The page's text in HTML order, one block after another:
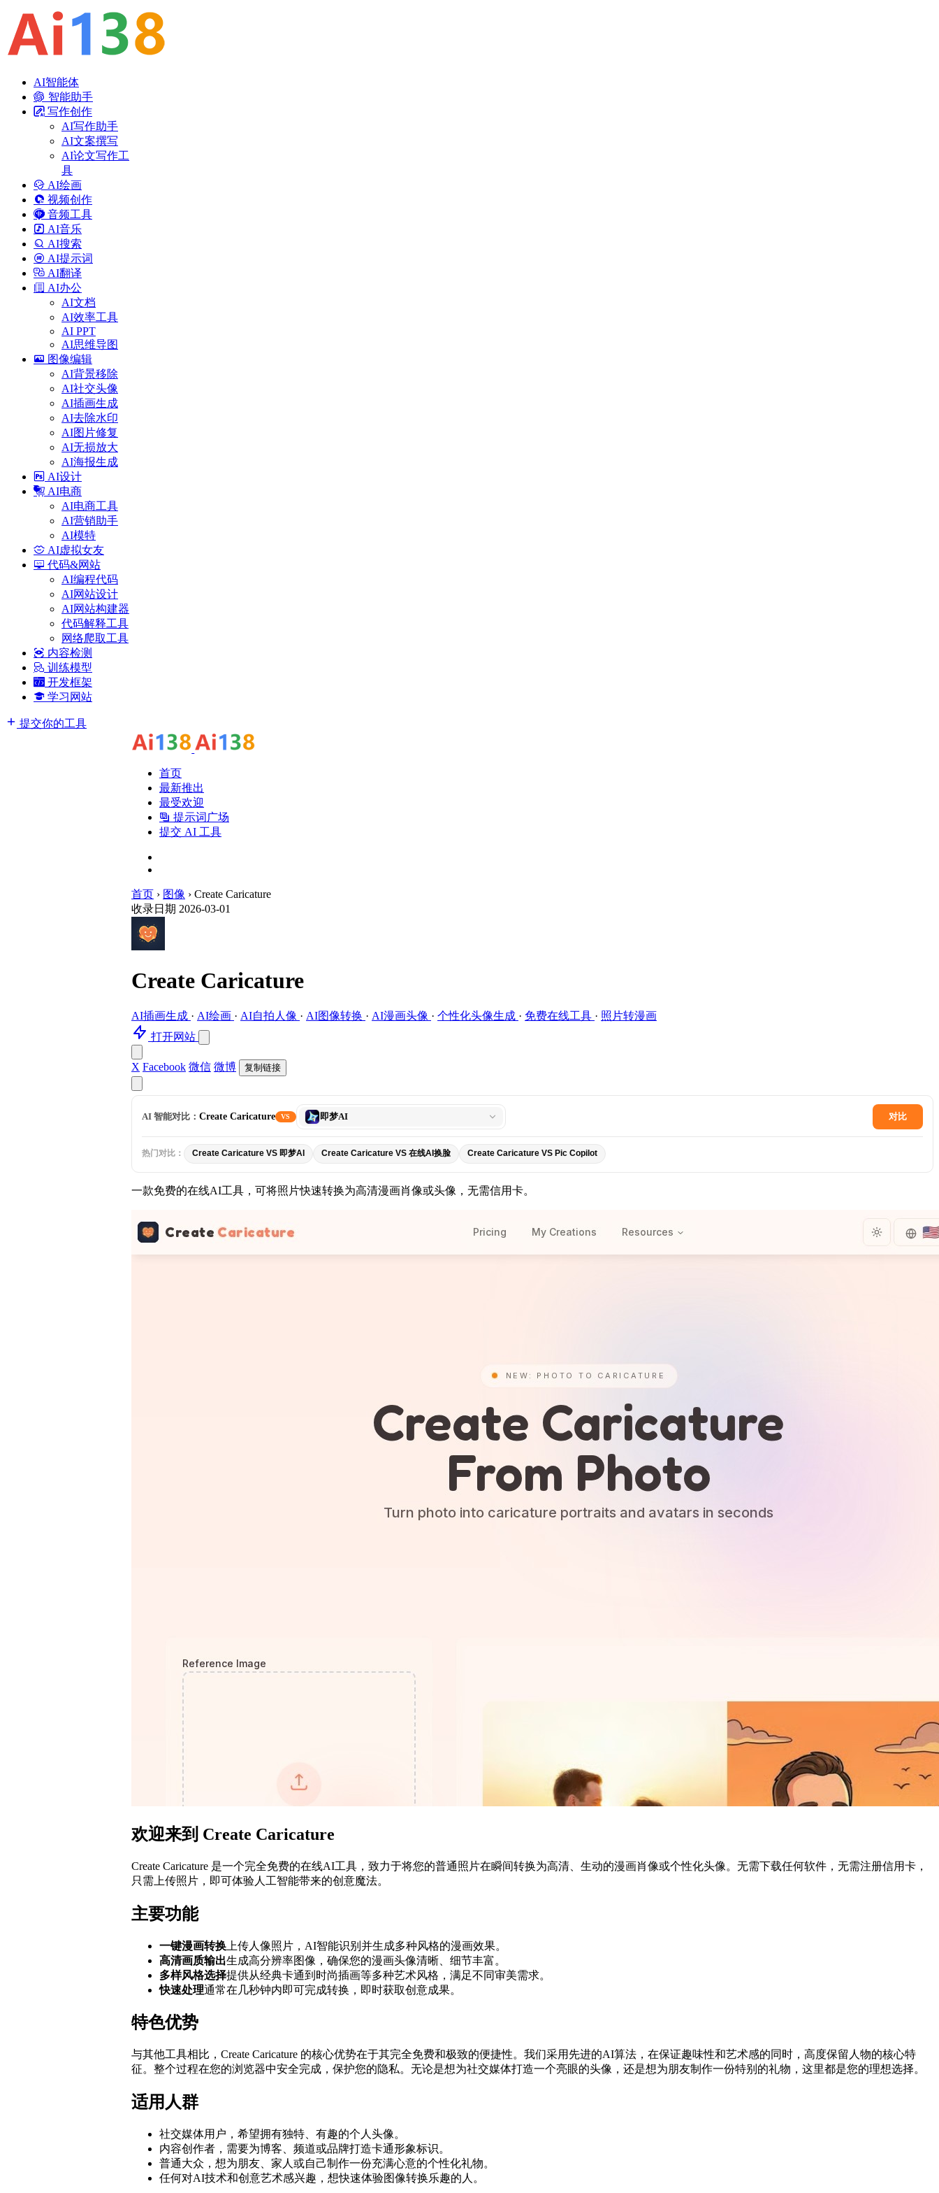
AI智能体
智能助手
写作创作
AI写作助手
AI文案撰写
AI论文写作工
具
AI绘画
视频创作
音频工具
AI音乐
AI搜索
AI提示词
AI翻译
AI办公
AI文档
AI效率工具
AI PPT
AI思维导图
图像编辑
AI背景移除
AI社交头像
AI插画生成
AI去除水印
AI图片修复
AI无损放大
AI海报生成
AI设计
AI电商
AI电商工具
AI营销助手
AI模特
AI虚拟女友
代码&网站
AI编程代码
AI网站设计
AI网站构建器
代码解释工具
网络爬取工具
内容检测
训练模型
开发框架
学习网站
提交你的工具
首页
最新推出
最受欢迎
提示词广场
提交 AI 工具
首页 › 图像 › Create Caricature
收录日期 2026-03-01
Create Caricature
AI插画生成 · AI绘画 · AI自拍人像 · AI图像转换 · AI漫画头像 · 个性化头像生成 · 免费在线工具 · 照片转漫画
打开网站
X Facebook 微信 微博 复制链接
AI 智能对比： Create Caricature VS
选
择
比
具
即梦AI 对比
热门对比： Create Caricature VS 即梦AI Create Caricature VS 在线AI换脸 Create Caricature VS Pic Copilot
一款免费的在线AI工具，可将照片快速转换为高清漫画肖像或头像，无需信用卡。
欢迎来到 Create Caricature
Create Caricature 是一个完全免费的在线AI工具，致力于将您的普通照片在瞬间转换为高清、生动的漫画肖像或个性化头像。无需下载任何软件，无需注册信用卡，
只需上传照片，即可体验人工智能带来的创意魔法。
主要功能
一键漫画转换 上传人像照片，AI智能识别并生成多种风格的漫画效果。
高清画质输出生成高分辨率图像，确保您的漫画头像清晰、细节丰富。
多样风格选择提供从经典卡通到时尚插画等多种艺术风格，满足不同审美需求。
快速处理通常在几秒钟内即可完成转换，即时获取创意成果。
特色优势
与其他工具相比，Create Caricature 的核心优势在于其完全免费和极致的便捷性。我们采用先进的AI算法，在保证趣味性和艺术感的同时，高度保留人物的核心特
征。整个过程在您的浏览器中安全完成，保护您的隐私。无论是想为社交媒体打造一个亮眼的头像，还是想为朋友制作一份特别的礼物，这里都是您的理想选择。
适用人群
社交媒体用户，希望拥有独特、有趣的个人头像。
内容创作者，需要为博客、频道或品牌打造卡通形象标识。
普通大众，想为朋友、家人或自己制作一份充满心意的个性化礼物。
任何对AI技术和创意艺术感兴趣，想快速体验图像转换乐趣的人。